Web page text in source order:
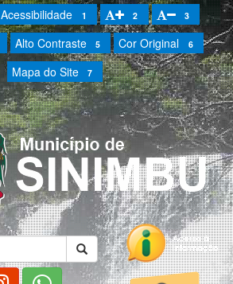
Acessibilidade 1 2 3
Alto Contraste 5 Cor Original 6
Mapa do Site 7